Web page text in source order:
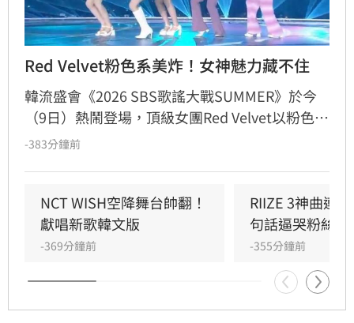
Red Velvet粉色系美炸！女神魅力藏不住
韓流盛會《2026 SBS歌謠大戰SUMMER》於今
（9日）熱鬧登場，頂級女團Red Velvet以粉色系
精緻造型驚艷亮相，展現夏日女王強大氣場。此
House Groove巧妙融合，曲風清爽且具質感。
成員們以優雅且帶有度假感的舞蹈動作，完美詮
釋歌曲的波浪律動，將夏日氛圍推向最高點。儘
管僅演出單曲，Red Velvet仍憑藉成熟且活潑的
舞台魅力，成功吸引全場目光，為粉絲帶來一場
視覺與聽覺的夏日饗宴。
-383分鐘前
NCT WISH空降舞台帥翻！
獻唱新歌韓文版
-369分鐘前
RIIZE 3神曲連
句話逼哭粉絲
-355分鐘前